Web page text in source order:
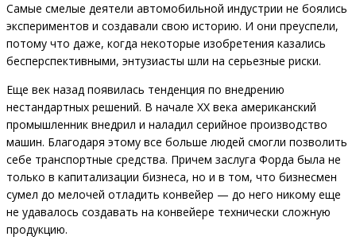
Самые смелые деятели автомобильной индустрии не боялись
экспериментов и создавали свою историю. И они преуспели,
потому что даже, когда некоторые изобретения казались
бесперспективными, энтузиасты шли на серьезные риски.
Еще век назад появилась тенденция по внедрению
нестандартных решений. В начале ХХ века американский
промышленник внедрил и наладил серийное производство
машин. Благодаря этому все больше людей смогли позволить
себе транспортные средства. Причем заслуга Форда была не
только в капитализации бизнеса, но и в том, что бизнесмен
сумел до мелочей отладить конвейер — до него никому еще
не удавалось создавать на конвейере технически сложную
продукцию.